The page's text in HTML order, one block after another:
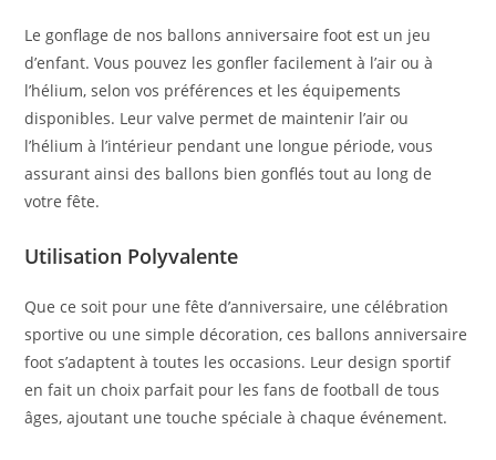
Le gonflage de nos ballons anniversaire foot est un jeu
d’enfant. Vous pouvez les gonfler facilement à l’air ou à
l’hélium, selon vos préférences et les équipements
disponibles. Leur valve permet de maintenir l’air ou
l’hélium à l’intérieur pendant une longue période, vous
assurant ainsi des ballons bien gonflés tout au long de
votre fête.
Utilisation Polyvalente
Que ce soit pour une fête d’anniversaire, une célébration
sportive ou une simple décoration, ces ballons anniversaire
foot s’adaptent à toutes les occasions. Leur design sportif
en fait un choix parfait pour les fans de football de tous
âges, ajoutant une touche spéciale à chaque événement.